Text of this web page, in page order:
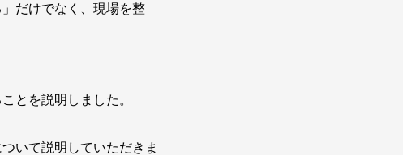
だけでなく、現場を整
とを説明しました。
いて説明していただきま